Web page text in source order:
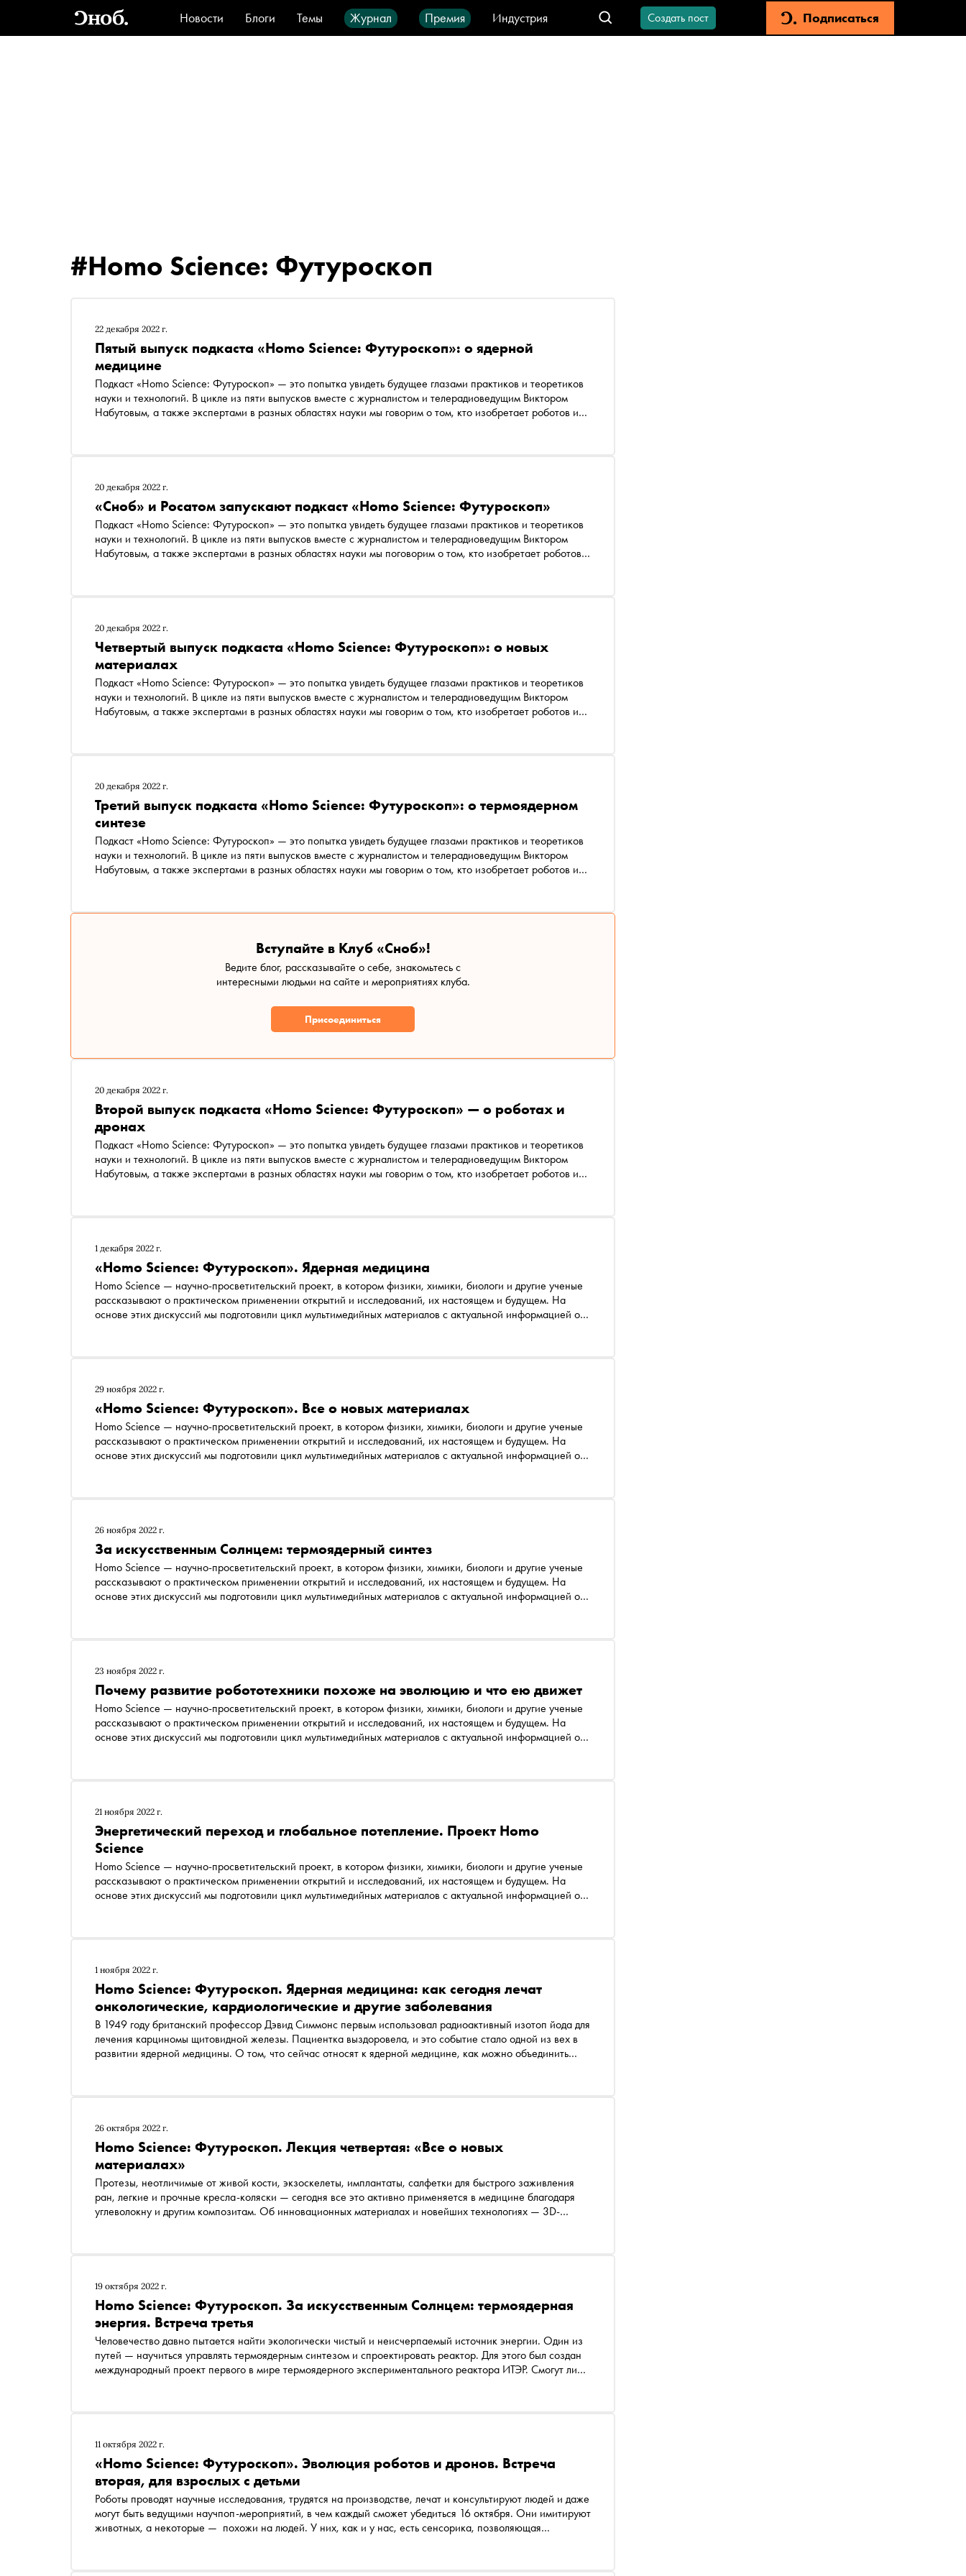
Новости Блоги Темы Журнал Премия
Индустрия
Стиль
Видео Город IT-продукты
Создать пост Подписаться
#Homo Science: Футуроскоп
22 декабря 2022 г.
Пятый выпуск подкаста «Homo Science: Футуроскоп»: о ядерной
медицине
Подкаст «Homo Science: Футуроскоп» — это попытка увидеть будущее глазами практиков и теоретиков
науки и технологий. В цикле из пяти выпусков вместе с журналистом и телерадиоведущим Виктором
Набутовым, а также экспертами в разных областях науки мы говорим о том, кто изобретает роботов и
20 декабря 2022 г.
«Сноб» и Росатом запускают подкаст «Homo Science: Футуроскоп»
Подкаст «Homo Science: Футуроскоп» — это попытка увидеть будущее глазами практиков и теоретиков
науки и технологий. В цикле из пяти выпусков вместе с журналистом и телерадиоведущим Виктором
Набутовым, а также экспертами в разных областях науки мы поговорим о том, кто изобретает роботов и
20 декабря 2022 г.
Четвертый выпуск подкаста «Homo Science: Футуроскоп»: о новых
материалах
Подкаст «Homo Science: Футуроскоп» — это попытка увидеть будущее глазами практиков и теоретиков
науки и технологий. В цикле из пяти выпусков вместе с журналистом и телерадиоведущим Виктором
Набутовым, а также экспертами в разных областях науки мы говорим о том, кто изобретает роботов и
20 декабря 2022 г.
Третий выпуск подкаста «Homo Science: Футуроскоп»: о термоядерном
синтезе
Подкаст «Homo Science: Футуроскоп» — это попытка увидеть будущее глазами практиков и теоретиков
науки и технологий. В цикле из пяти выпусков вместе с журналистом и телерадиоведущим Виктором
Набутовым, а также экспертами в разных областях науки мы говорим о том, кто изобретает роботов и
болезней, вырастить в лаборатории ухо, которое затем пересадят человеку, и многое другое
Вступайте в Клуб «Сноб»!
Ведите блог, рассказывайте о себе, знакомьтесь с
интересными людьми на сайте и мероприятиях клуба.
Присоединиться
20 декабря 2022 г.
Второй выпуск подкаста «Homo Science: Футуроскоп» — о роботах и
дронах
Подкаст «Homo Science: Футуроскоп» — это попытка увидеть будущее глазами практиков и теоретиков
науки и технологий. В цикле из пяти выпусков вместе с журналистом и телерадиоведущим Виктором
Набутовым, а также экспертами в разных областях науки мы говорим о том, кто изобретает роботов и
1 декабря 2022 г.
«Homo Science: Футуроскоп». Ядерная медицина
Homo Science — научно-просветительский проект, в котором физики, химики, биологи и другие ученые
рассказывают о практическом применении открытий и исследований, их настоящем и будущем. На
основе этих дискуссий мы подготовили цикл мультимедийных материалов с актуальной информацией о
29 ноября 2022 г.
«Homo Science: Футуроскоп». Все о новых материалах
Homo Science — научно-просветительский проект, в котором физики, химики, биологи и другие ученые
рассказывают о практическом применении открытий и исследований, их настоящем и будущем. На
основе этих дискуссий мы подготовили цикл мультимедийных материалов с актуальной информацией о
26 ноября 2022 г.
За искусственным Солнцем: термоядерный синтез
Homo Science — научно-просветительский проект, в котором физики, химики, биологи и другие ученые
рассказывают о практическом применении открытий и исследований, их настоящем и будущем. На
основе этих дискуссий мы подготовили цикл мультимедийных материалов с актуальной информацией о
23 ноября 2022 г.
Почему развитие робототехники похоже на эволюцию и что ею движет
Homo Science — научно-просветительский проект, в котором физики, химики, биологи и другие ученые
рассказывают о практическом применении открытий и исследований, их настоящем и будущем. На
основе этих дискуссий мы подготовили цикл мультимедийных материалов с актуальной информацией о
21 ноября 2022 г.
Энергетический переход и глобальное потепление. Проект Homo
Science
Homo Science — научно-просветительский проект, в котором физики, химики, биологи и другие ученые
рассказывают о практическом применении открытий и исследований, их настоящем и будущем. На
основе этих дискуссий мы подготовили цикл мультимедийных материалов с актуальной информацией о
1 ноября 2022 г.
Homo Science: Футуроскоп. Ядерная медицина: как сегодня лечат
онкологические, кардиологические и другие заболевания
В 1949 году британский профессор Дэвид Симмонс первым использовал радиоактивный изотоп йода для
лечения карциномы щитовидной железы. Пациентка выздоровела, и это событие стало одной из вех в
развитии ядерной медицины. О том, что сейчас относят к ядерной медицине, как можно объединить
26 октября 2022 г.
Homo Science: Футуроскоп. Лекция четвертая: «Все о новых
материалах»
Протезы, неотличимые от живой кости, экзоскелеты, имплантаты, салфетки для быстрого заживления
ран, легкие и прочные кресла-коляски — сегодня все это активно применяется в медицине благодаря
углеволокну и другим композитам. Об инновационных материалах и новейших технологиях — 3D-
19 октября 2022 г.
Homo Science: Футуроскоп. За искусственным Солнцем: термоядерная
энергия. Встреча третья
Человечество давно пытается найти экологически чистый и неисчерпаемый источник энергии. Один из
путей — научиться управлять термоядерным синтезом и спроектировать реактор. Для этого был создан
международный проект первого в мире термоядерного экспериментального реактора ИТЭР. Смогут ли
11 октября 2022 г.
«Homo Science: Футуроскоп». Эволюция роботов и дронов. Встреча
вторая, для взрослых с детьми
Роботы проводят научные исследования, трудятся на производстве, лечат и консультируют людей и даже
могут быть ведущими научпоп-мероприятий, в чем каждый сможет убедиться 16 октября. Они имитируют
животных, а некоторые — похожи на людей. У них, как и у нас, есть сенсорика, позволяющая